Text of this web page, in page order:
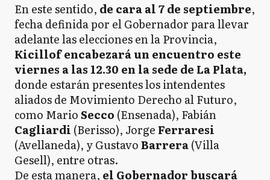
En este sentido, de cara al 7 de septiembre,
fecha definida por el Gobernador para llevar
adelante las elecciones en la Provincia,
Kicillof encabezará un encuentro este
viernes a las 12.30 en la sede de La Plata,
donde estarán presentes los intendentes
aliados de Movimiento Derecho al Futuro,
como MarioSecco (Ensenada), Fabián
Cagliardi (Berisso), Jorge Ferraresi
(Avellaneda), y GustavoBarrera(Villa
Gesell), entre otras.
De esta manera, el Gobernador buscará